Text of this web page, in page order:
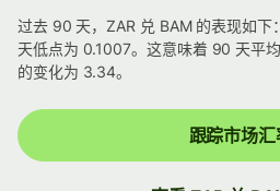
过去 90 天，ZAR 兑 BAM 的表现如
天低点为 0.1007。这意味着 90 天平
的变化为 3.34。
跟踪市场汇